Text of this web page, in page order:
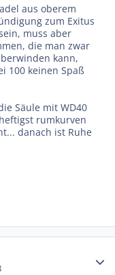
aus oberem
zum Exitus
muss aber
die man zwar
kann,
100 keinen Spaß
Säule mit WD40
rumkurven
danach ist Ruhe